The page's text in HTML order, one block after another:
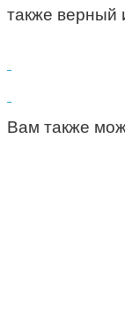
также верный
Вам также